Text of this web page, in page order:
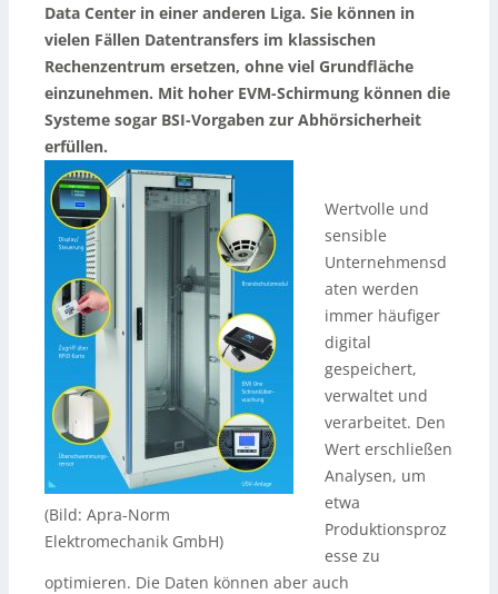
Data Center in einer anderen Liga. Sie können in
vielen Fällen Datentransfers im klassischen
Rechenzentrum ersetzen, ohne viel Grundfläche
einzunehmen. Mit hoher EVM-Schirmung können die
Systeme sogar BSI-Vorgaben zur Abhörsicherheit
erfüllen.
(Bild: Apra-Norm
Elektromechanik GmbH)
Wertvolle und
sensible
Unternehmensd
aten werden
immer häufiger
digital
gespeichert,
verwaltet und
verarbeitet. Den
Wert erschließen
Analysen, um
etwa
Produktionsproz
esse zu
optimieren. Die Daten können aber auch